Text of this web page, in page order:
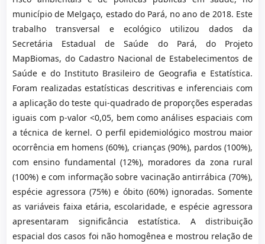
município de Melgaço, estado do Pará, no ano de 2018. Este
trabalho transversal e ecológico utilizou dados da
Secretária Estadual de Saúde do Pará, do Projeto
MapBiomas, do Cadastro Nacional de Estabelecimentos de
Saúde e do Instituto Brasileiro de Geografia e Estatística.
Foram realizadas estatísticas descritivas e inferenciais com
a aplicação do teste qui-quadrado de proporções esperadas
iguais com p-valor <0,05, bem como análises espaciais com
a técnica de kernel. O perfil epidemiológico mostrou maior
ocorrência em homens (60%), crianças (90%), pardos (100%),
com ensino fundamental (12%), moradores da zona rural
(100%) e com informação sobre vacinação antirrábica (70%),
espécie agressora (75%) e óbito (60%) ignoradas. Somente
as variáveis faixa etária, escolaridade, e espécie agressora
apresentaram significância estatística. A distribuição
espacial dos casos foi não homogênea e mostrou relação de